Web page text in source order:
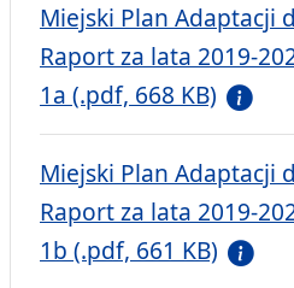
Miejski Plan Adaptacji
Raport za lata 2019-
1a (.pdf, 668 KB)
Miejski Plan Adaptacji
Raport za lata 2019-
1b (.pdf, 661 KB)